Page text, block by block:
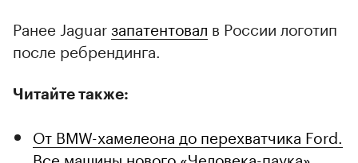
Ранее Jaguarзапатентовал в России логотип
после ребрендинга.
Читайте также:
От BMW-хамелеона до перехватчика Ford.